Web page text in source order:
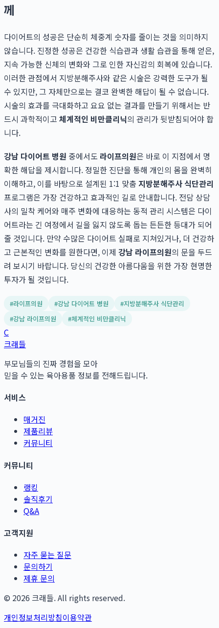
께
다이어트의 성공은 단순히 체중계 숫자를 줄이는 것을 의미하지
않습니다. 진정한 성공은 건강한 식습관과 생활 습관을 통해 얻은,
지속 가능한 신체의 변화와 그로 인한 자신감의 회복에 있습니다.
이러한 관점에서 지방분해주사와 같은 시술은 강력한 도구가 될
수 있지만, 그 자체만으로는 결코 완벽한 해답이 될 수 없습니다.
시술의 효과를 극대화하고 요요 없는 결과를 만들기 위해서는 반
드시 과학적이고 체계적인 비만클리닉의 관리가 뒷받침되어야 합
니다.
강남 다이어트 병원 중에서도 라이프의원은 바로 이 지점에서 명
확한 해답을 제시합니다. 정밀한 진단을 통해 개인의 몸을 완벽히
이해하고, 이를 바탕으로 설계된 1:1 맞춤 지방분해주사 식단관리
프로그램은 가장 건강하고 효과적인 길로 안내합니다. 전담 상담
사의 밀착 케어와 매주 변화에 대응하는 동적 관리 시스템은 다이
어트라는 긴 여정에서 길을 잃지 않도록 돕는 든든한 등대가 되어
줄 것입니다. 만약 수많은 다이어트 실패로 지쳐있거나, 더 건강하
고 근본적인 변화를 원한다면, 이제 강남 라이프의원의 문을 두드
려 보시기 바랍니다. 당신의 건강한 아름다움을 위한 가장 현명한
투자가 될 것입니다.
#라이프의원 #강남 다이어트 병원 #지방분해주사 식단관리
#강남 라이프의원 #체계적인 비만클리닉
C
크래들
부모님들의 진짜 경험을 모아
믿을 수 있는 육아용품 정보를 전해드립니다.
서비스
매거진
제품리뷰
커뮤니티
커뮤니티
랭킹
솔직후기
Q&A
고객지원
자주 묻는 질문
문의하기
제휴 문의
© 2026 크래들. All rights reserved.
개인정보처리방침이용약관